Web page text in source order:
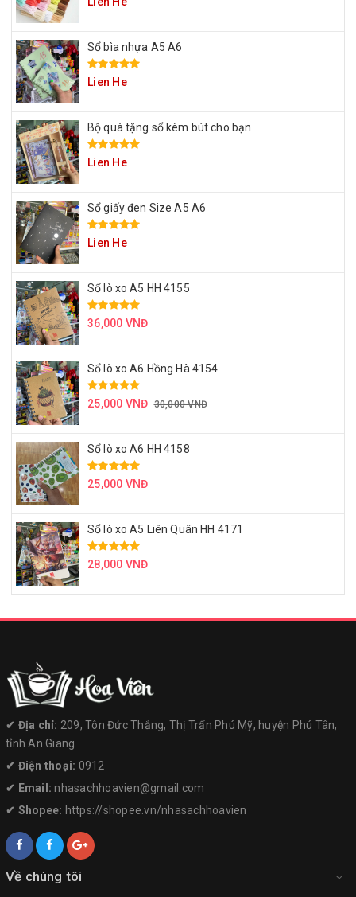
Sổ bìa nhựa A5 A6
Lien He
Bộ quà tặng sổ kèm bút cho bạn
Lien He
Sổ giấy đen Size A5 A6
Lien He
Sổ lò xo A5 HH 4155
36,000 VNĐ
Sổ lò xo A6 Hồng Hà 4154
25,000 VNĐ 30,000 VNĐ
Sổ lò xo A6 HH 4158
25,000 VNĐ
Sổ lò xo A5 Liên Quân HH 4171
28,000 VNĐ
✔︎ Địa chỉ: 209, Tôn Đức Thắng, Thị Trấn Phú Mỹ, huyện Phú Tân,
tỉnh An Giang
✔︎ Điện thoại: 0912
✔︎ Email:nhasachhoavien@gmail.com
✔︎ Shopee: https://shopee.vn/nhasachhoavien
Về chúng tôi